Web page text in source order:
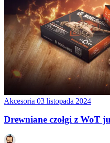
Akcesoria 03 listopada 2024
Drewniane czołgi z WoT